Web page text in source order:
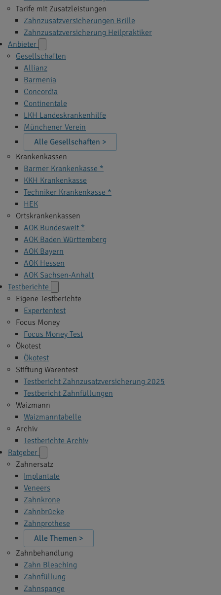
Tarife mit Zusatzleistungen
Zahnzusatzversicherungen Brille
Zahnzusatzversicherung Heilpraktiker
Anbieter
Gesellschaften
Allianz
Barmenia
Concordia
Continentale
LKH Landeskrankenhilfe
Münchener Verein
Alle Gesellschaften >
Krankenkassen
Barmer Krankenkasse *
KKH Krankenkasse
Techniker Krankenkasse *
HEK
Ortskrankenkassen
AOK Bundesweit *
AOK Baden Württemberg
AOK Bayern
AOK Hessen
AOK Sachsen-Anhalt
Testberichte
Eigene Testberichte
Expertentest
Focus Money
Focus Money Test
Ökotest
Ökotest
Stiftung Warentest
Testbericht Zahnzusatzversicherung 2025
Testbericht Zahnfüllungen
Waizmann
Waizmanntabelle
Archiv
Testberichte Archiv
Ratgeber
Zahnersatz
Implantate
Veneers
Zahnkrone
Zahnbrücke
Zahnprothese
Alle Themen >
Zahnbehandlung
Zahn Bleaching
Zahnfüllung
Zahnspange